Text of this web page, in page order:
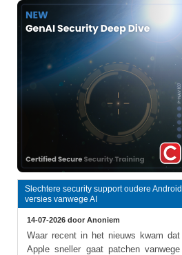
Slechtere security support oudere Android
versies vanwege AI
14-07-2026 door Anoniem
Waar recent in het nieuws kwam dat
Apple sneller gaat patchen vanwege